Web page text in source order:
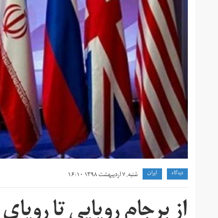
دیدگاه ايران شنبه, ۷ اردیبهشت ۱۳۹۸ ۱۶:۱۰